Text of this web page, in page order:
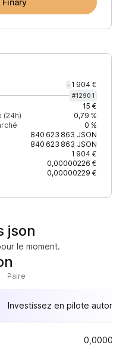
- 1 904 €
#12901
15 €
(24h)
0,79 %
0 %
840 623 863 JSON
840 623 863 JSON
1 904 €
0,00000226 €
0,00000229 €
json
le moment.
Paire
Investissez en pilote